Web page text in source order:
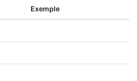
Exemple